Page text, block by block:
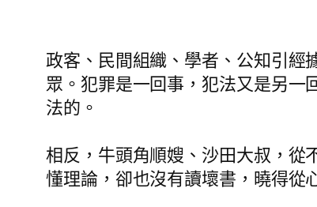
政客、民間組織、學者、公知引經
眾。犯罪是一回事，犯法又是另一
法的。
相反，牛頭角順嫂、沙田大叔，從
懂理論，卻也沒有讀壞書，曉得從